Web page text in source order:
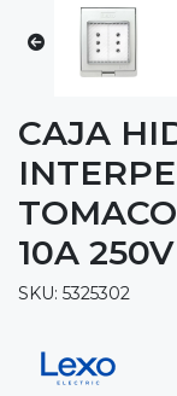
CAJA
10A
SKU: 5325302